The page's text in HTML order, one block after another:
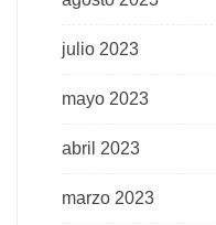
julio 2023
mayo 2023
abril 2023
marzo 2023